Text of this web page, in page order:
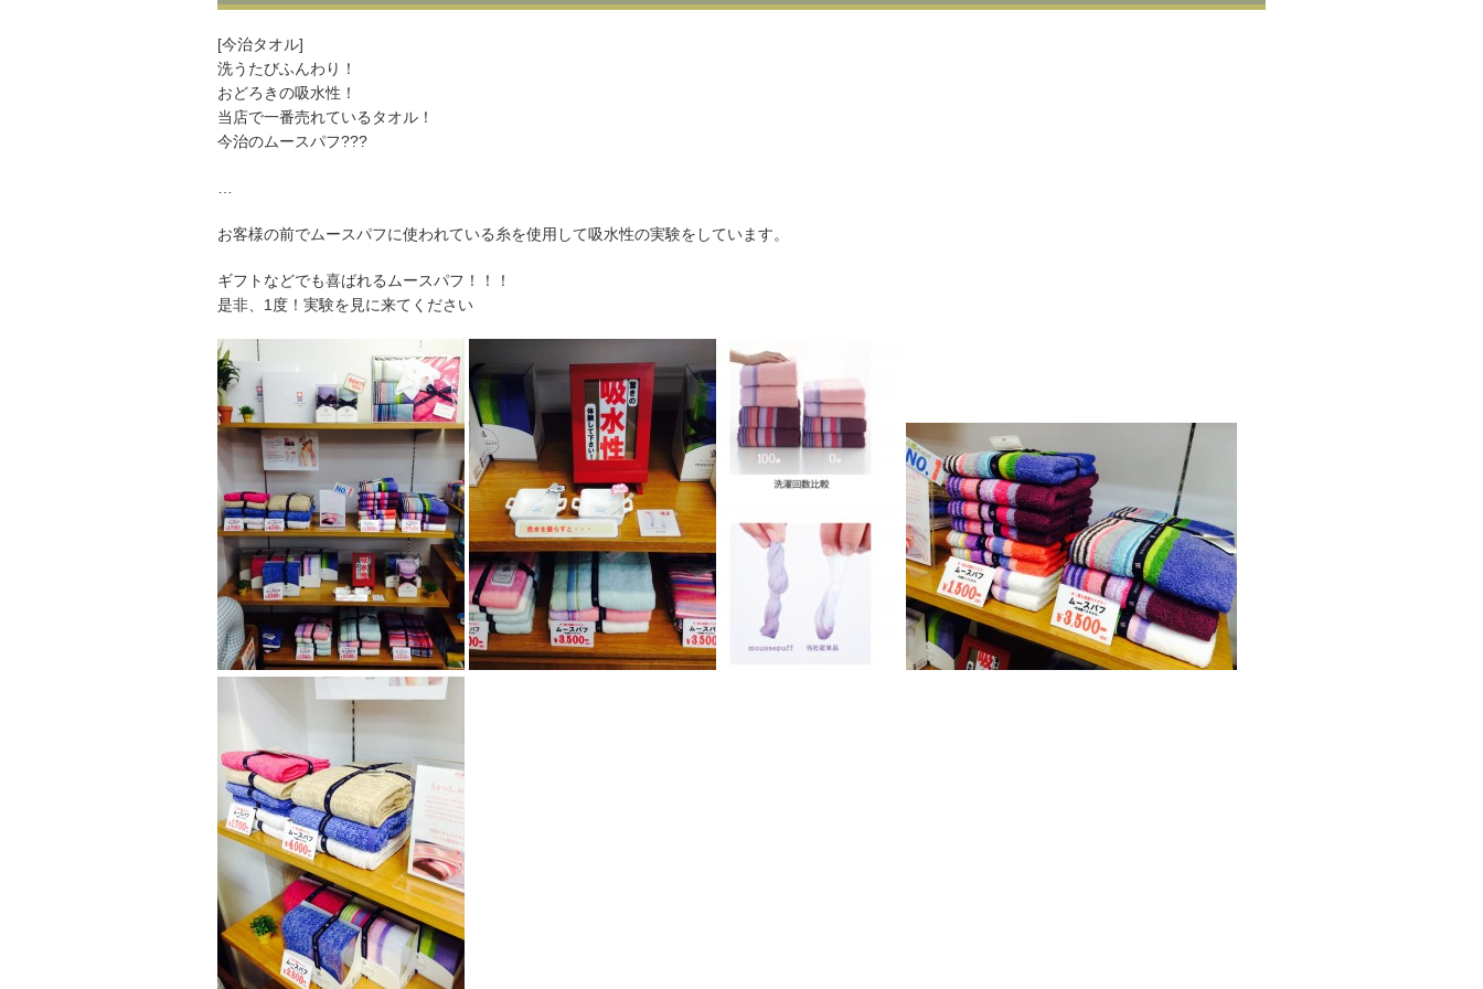
[今治タオル]
洗うたびふんわり！
おどろきの吸水性！
当店で一番売れているタオル！
今治のムースパフ???
お客様の前でムースパフに使われている糸を使用して吸水性の実験をしています。
ギフトなどでも喜ばれるムースパフ！！！
是非、1度！実験を見に来てください